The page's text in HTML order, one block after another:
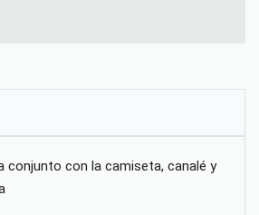
conjunto con la camiseta, canalé y